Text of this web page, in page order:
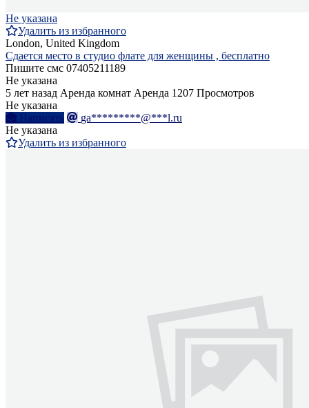
Не указана
Удалить из избранного
London, United Kingdom
Сдается место в студио флате для женщины , бесплатно
Пишите смс 07405211189
Не указана
5 лет назад Аренда комнат Аренда 1207 Просмотров
Не указана
Написать
ga*********@***l.ru
Не указана
Удалить из избранного